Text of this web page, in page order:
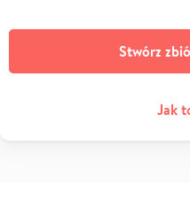
Stwórz
Jak